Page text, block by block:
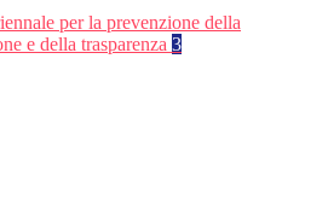
per la prevenzione della
e della trasparenza 3